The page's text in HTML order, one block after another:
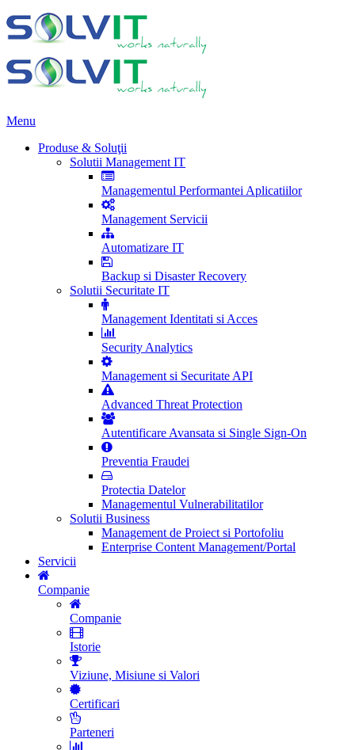
Menu
Produse & Soluţii
Solutii Management IT
Managementul Performantei Aplicatiilor
Management Servicii
Automatizare IT
Backup si Disaster Recovery
Solutii Securitate IT
Management Identitati si Acces
Security Analytics
Management si Securitate API
Advanced Threat Protection
Autentificare Avansata si Single Sign-On
Preventia Fraudei
Protectia Datelor
Managementul Vulnerabilitatilor
Solutii Business
Management de Proiect si Portofoliu
Enterprise Content Management/Portal
Servicii
Companie
Companie
Istorie
Viziune, Misiune si Valori
Certificari
Parteneri